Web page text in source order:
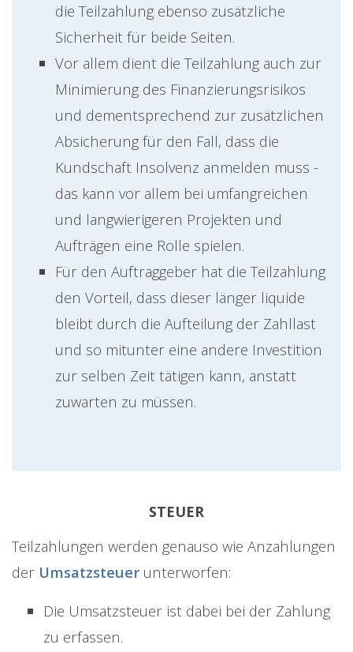
die Teilzahlung ebenso zusätzliche
Sicherheit für beide Seiten.
Vor allem dient die Teilzahlung auch zur
Minimierung des Finanzierungsrisikos
und dementsprechend zur zusätzlichen
Absicherung für den Fall, dass die
Kundschaft Insolvenz anmelden muss -
das kann vor allem bei umfangreichen
und langwierigeren Projekten und
Aufträgen eine Rolle spielen.
Für den Auftraggeber hat die Teilzahlung
den Vorteil, dass dieser länger liquide
bleibt durch die Aufteilung der Zahllast
und so mitunter eine andere Investition
zur selben Zeit tätigen kann, anstatt
zuwarten zu müssen.
STEUER
Teilzahlungen werden genauso wie Anzahlungen
der Umsatzsteuer unterworfen:
Die Umsatzsteuer ist dabei bei der Zahlung
zu erfassen.